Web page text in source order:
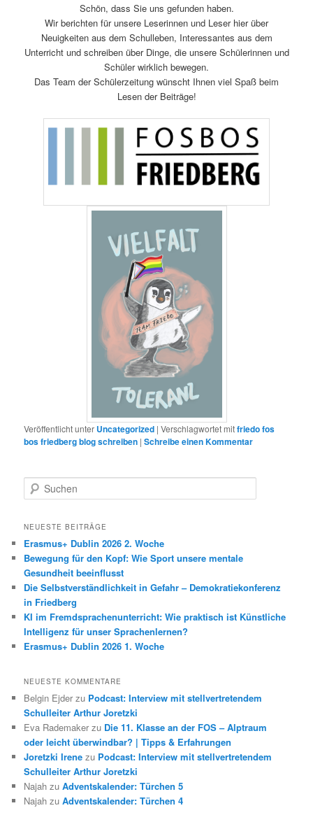
Schön, dass Sie uns gefunden haben.
Wir berichten für unsere Leserinnen und Leser hier über
Neuigkeiten aus dem Schulleben, Interessantes aus dem
Unterricht und schreiben über Dinge, die unsere Schülerinnen und
Schüler wirklich bewegen.
Das Team der Schülerzeitung wünscht Ihnen viel Spaß beim
Lesen der Beiträge!
Veröffentlicht unter Uncategorized |Verschlagwortet mitfriedo fos
bos friedberg blog schreiben |Schreibe einen Kommentar
u
h
n
NEUESTE BEITRÄGE
Erasmus+ Dublin 2026 2. Woche
Bewegung für den Kopf: Wie Sport unsere mentale
Gesundheit beeinflusst
Die Selbstverständlichkeit in Gefahr – Demokratiekonferenz
in Friedberg
KI im Fremdsprachenunterricht: Wie praktisch ist Künstliche
Intelligenz für unser Sprachenlernen?
Erasmus+ Dublin 2026 1. Woche
NEUESTE KOMMENTARE
Belgin Ejder zu Podcast: Interview mit stellvertretendem
Schulleiter Arthur Joretzki
Eva Rademaker zu Die 11. Klasse an der FOS – Alptraum
oder leicht überwindbar? | Tipps & Erfahrungen
Joretzki Irene zu Podcast: Interview mit stellvertretendem
Schulleiter Arthur Joretzki
Najah zuAdventskalender: Türchen 5
Najah zuAdventskalender: Türchen 4